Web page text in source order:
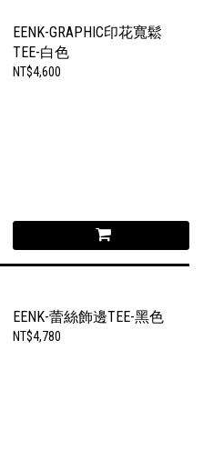
EENK-GRAPHIC印花寬鬆
TEE-白色
NT$4,600
EENK-蕾絲飾邊TEE-黑色
NT$4,780